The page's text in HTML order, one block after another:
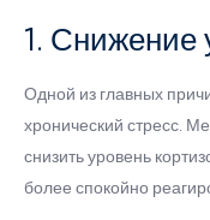
1. Снижение
Одной из главных
хронический стресс.
снизить уровень
более спокойно